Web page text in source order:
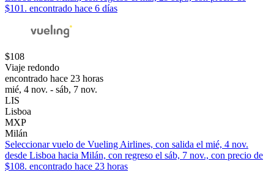
$101. encontrado hace 6 días
$108
Viaje redondo
encontrado hace 23 horas
mié, 4 nov. - sáb, 7 nov.
LIS
Lisboa
MXP
Milán
Seleccionar vuelo de Vueling Airlines, con salida el mié, 4 nov.
desde Lisboa hacia Milán, con regreso el sáb, 7 nov., con precio de
$108. encontrado hace 23 horas